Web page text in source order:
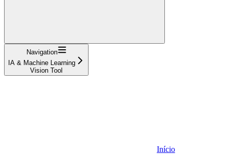
Navigation
IA & Machine Learning
Vision Tool
Início